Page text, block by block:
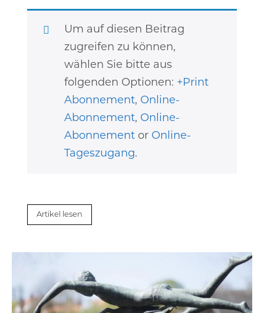
Um auf diesen Beitrag
zugreifen zu können,
wählen Sie bitte aus
folgenden Optionen: +Print
Abonnement, Online-
Abonnement, Online-
Abonnement or Online-
Tageszugang.
Artikel lesen